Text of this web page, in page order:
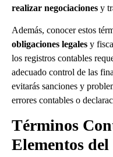
realizar negociaciones y
Además, conocer estos
obligaciones legales y
los registros contables
adecuado control de las
evitarás sanciones y
errores contables o
Términos
Elementos